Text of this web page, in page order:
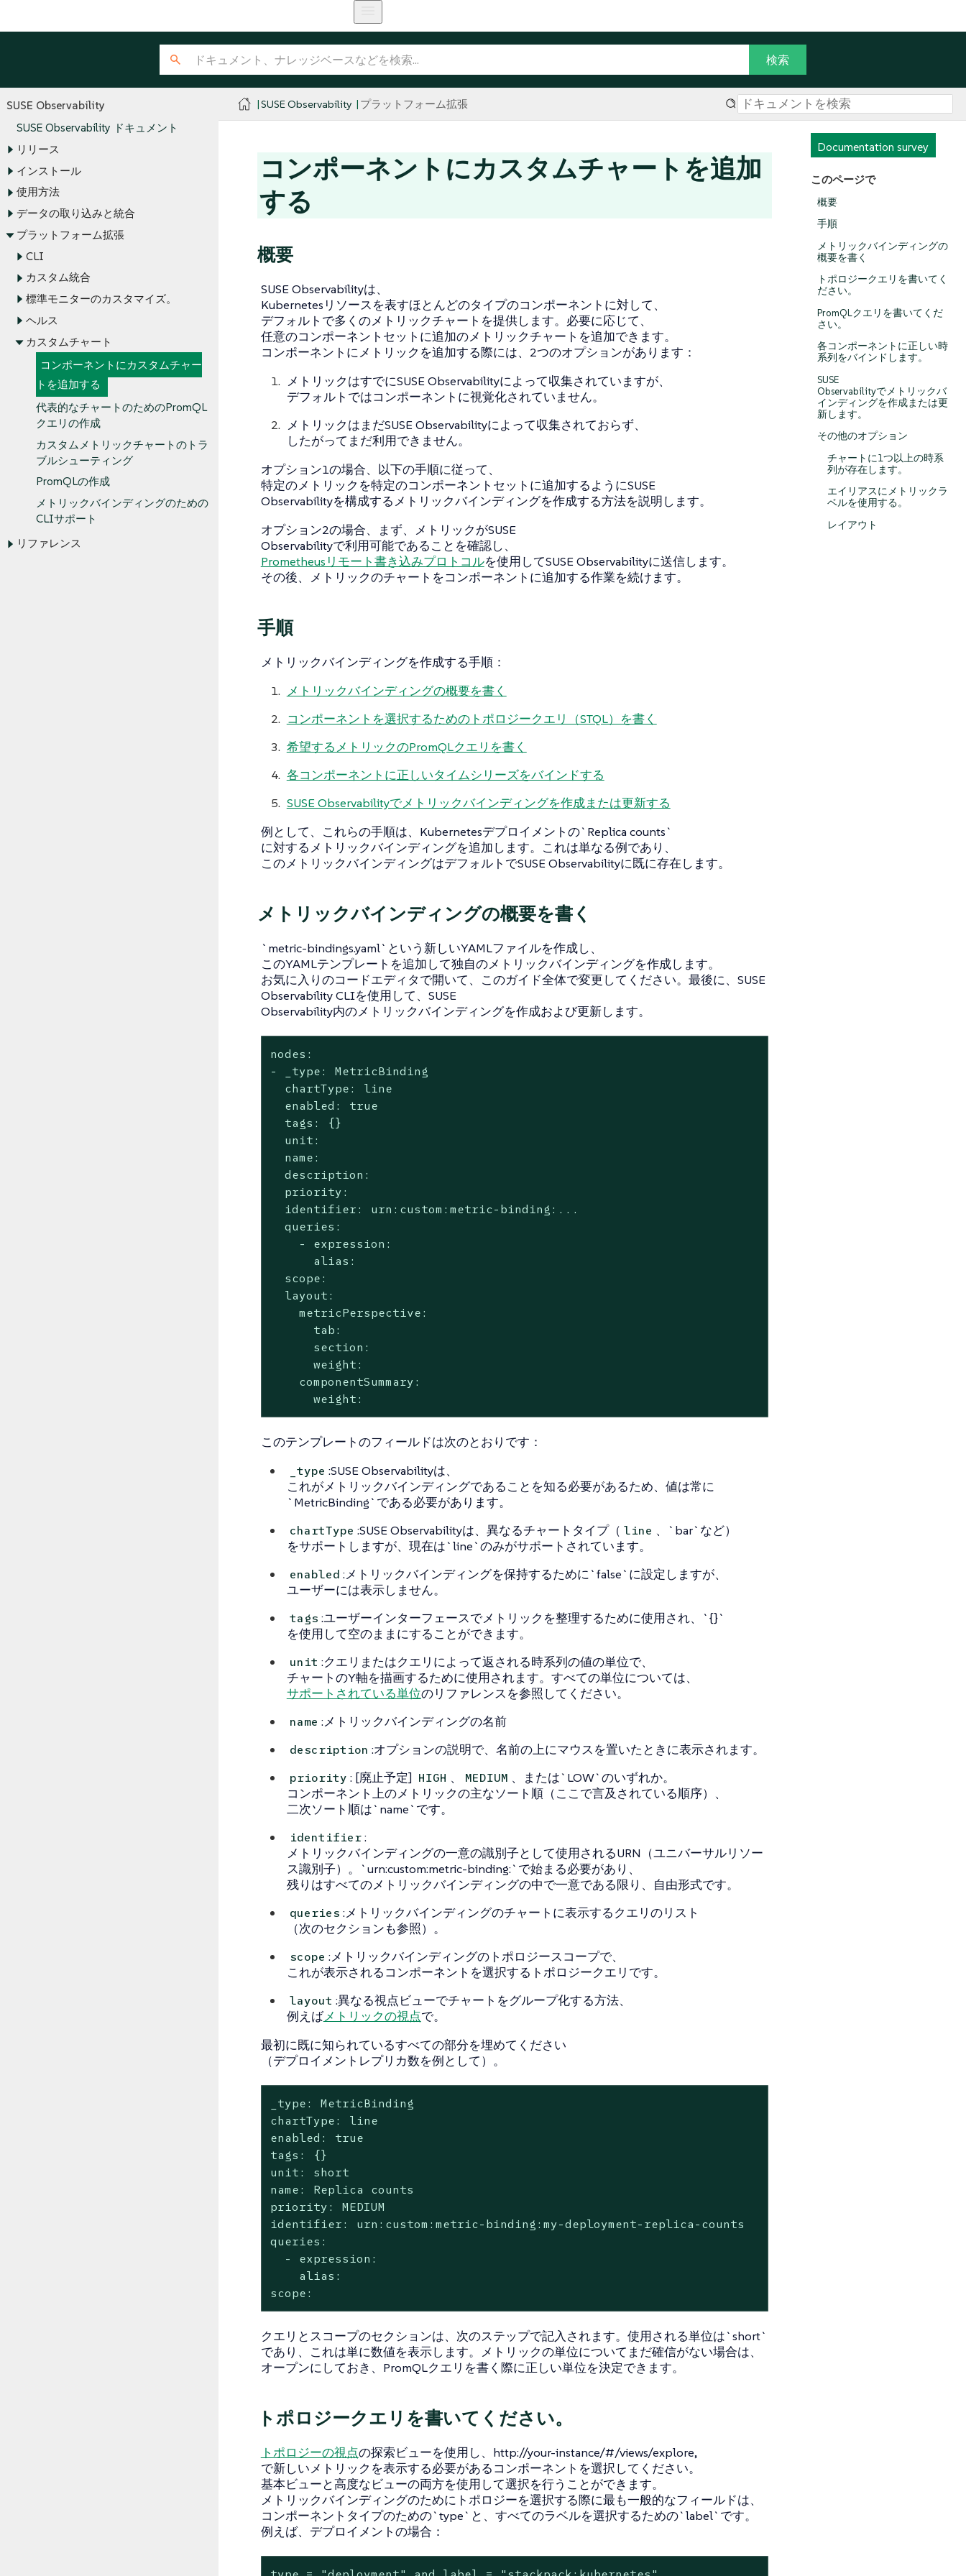
SUSE Observability
SUSE Observability ドキュメント
リリース
インストール
使用方法
データの取り込みと統合
プラットフォーム拡張
CLI
カスタム統合
標準モニターのカスタマイズ。
ヘルス
カスタムチャート
コンポーネントにカスタムチャー
トを追加する
代表的なチャートのためのPromQL
クエリの作成
カスタムメトリックチャートのトラ
ブルシューティング
PromQLの作成
メトリックバインディングのための
CLIサポート
リファレンス
SUSE Observability プラットフォーム拡張
Documentation survey
このページで
概要
手順
メトリックバインディングの
概要を書く
トポロジークエリを書いてく
ださい。
PromQLクエリを書いてくだ
さい。
各コンポーネントに正しい時
系列をバインドします。
SUSE
Observabilityでメトリックバ
インディングを作成または更
新します。
その他のオプション
チャートに1つ以上の時系
列が存在します。
エイリアスにメトリックラ
ベルを使用する。
レイアウト
コンポーネントにカスタムチャートを追加
する
概要
SUSE Observabilityは、
Kubernetesリソースを表すほとんどのタイプのコンポーネントに対して、
デフォルトで多くのメトリックチャートを提供します。必要に応じて、
任意のコンポーネントセットに追加のメトリックチャートを追加できます。
コンポーネントにメトリックを追加する際には、2つのオプションがあります：
メトリックはすでにSUSE Observabilityによって収集されていますが、
デフォルトではコンポーネントに視覚化されていません。
メトリックはまだSUSE Observabilityによって収集されておらず、
したがってまだ利用できません。
オプション1の場合、以下の手順に従って、
特定のメトリックを特定のコンポーネントセットに追加するようにSUSE
Observabilityを構成するメトリックバインディングを作成する方法を説明します。
オプション2の場合、まず、メトリックがSUSE
Observabilityで利用可能であることを確認し、
Prometheusリモート書き込みプロトコルを使用してSUSE Observabilityに送信します。
その後、メトリックのチャートをコンポーネントに追加する作業を続けます。
手順
メトリックバインディングを作成する手順：
メトリックバインディングの概要を書く
コンポーネントを選択するためのトポロジークエリ（STQL）を書く
希望するメトリックのPromQLクエリを書く
各コンポーネントに正しいタイムシリーズをバインドする
SUSE Observabilityでメトリックバインディングを作成または更新する
例として、これらの手順は、Kubernetesデプロイメントの`Replica counts`
に対するメトリックバインディングを追加します。これは単なる例であり、
このメトリックバインディングはデフォルトでSUSE Observabilityに既に存在します。
メトリックバインディングの概要を書く
`metric-bindings.yaml`という新しいYAMLファイルを作成し、
このYAMLテンプレートを追加して独自のメトリックバインディングを作成します。
お気に入りのコードエディタで開いて、このガイド全体で変更してください。最後に、SUSE
Observability CLIを使用して、SUSE
Observability内のメトリックバインディングを作成および更新します。
nodes:
- _type: MetricBinding
  chartType: line
  enabled: true
  tags: {}
  unit:
  name:
  description:
  priority:
  identifier: urn:custom:metric-binding:...
  queries:
    - expression:
      alias:
  scope:
  layout:
    metricPerspective:
      tab:
      section:
      weight:
    componentSummary:
      weight:
このテンプレートのフィールドは次のとおりです：
_type :SUSE Observabilityは、
これがメトリックバインディングであることを知る必要があるため、値は常に
`MetricBinding`である必要があります。
chartType :SUSE Observabilityは、異なるチャートタイプ（ line 、`bar`など）
をサポートしますが、現在は`line`のみがサポートされています。
enabled :メトリックバインディングを保持するために`false`に設定しますが、
ユーザーには表示しません。
tags :ユーザーインターフェースでメトリックを整理するために使用され、`{}`
を使用して空のままにすることができます。
unit :クエリまたはクエリによって返される時系列の値の単位で、
チャートのY軸を描画するために使用されます。すべての単位については、
サポートされている単位のリファレンスを参照してください。
name :メトリックバインディングの名前
description :オプションの説明で、名前の上にマウスを置いたときに表示されます。
priority : [廃止予定] HIGH 、 MEDIUM 、または`LOW`のいずれか。
コンポーネント上のメトリックの主なソート順（ここで言及されている順序）、
二次ソート順は`name`です。
identifier :
メトリックバインディングの一意の識別子として使用されるURN（ユニバーサルリソー
ス識別子）。`urn:custom:metric-binding:`で始まる必要があり、
残りはすべてのメトリックバインディングの中で一意である限り、自由形式です。
queries :メトリックバインディングのチャートに表示するクエリのリスト
（次のセクションも参照）。
scope :メトリックバインディングのトポロジースコープで、
これが表示されるコンポーネントを選択するトポロジークエリです。
layout :異なる視点ビューでチャートをグループ化する方法、
例えばメトリックの視点で。
最初に既に知られているすべての部分を埋めてください
（デプロイメントレプリカ数を例として）。
_type: MetricBinding
chartType: line
enabled: true
tags: {}
unit: short
name: Replica counts
priority: MEDIUM
identifier: urn:custom:metric-binding:my-deployment-replica-counts
queries:
  - expression:
    alias:
scope:
クエリとスコープのセクションは、次のステップで記入されます。使用される単位は`short`
であり、これは単に数値を表示します。メトリックの単位についてまだ確信がない場合は、
オープンにしておき、PromQLクエリを書く際に正しい単位を決定できます。
トポロジークエリを書いてください。
トポロジーの視点の探索ビューを使用し、http://your-instance/#/views/explore,
で新しいメトリックを表示する必要があるコンポーネントを選択してください。
基本ビューと高度なビューの両方を使用して選択を行うことができます。
メトリックバインディングのためにトポロジーを選択する際に最も一般的なフィールドは、
コンポーネントタイプのための`type`と、すべてのラベルを選択するための`label`です。
例えば、デプロイメントの場合：